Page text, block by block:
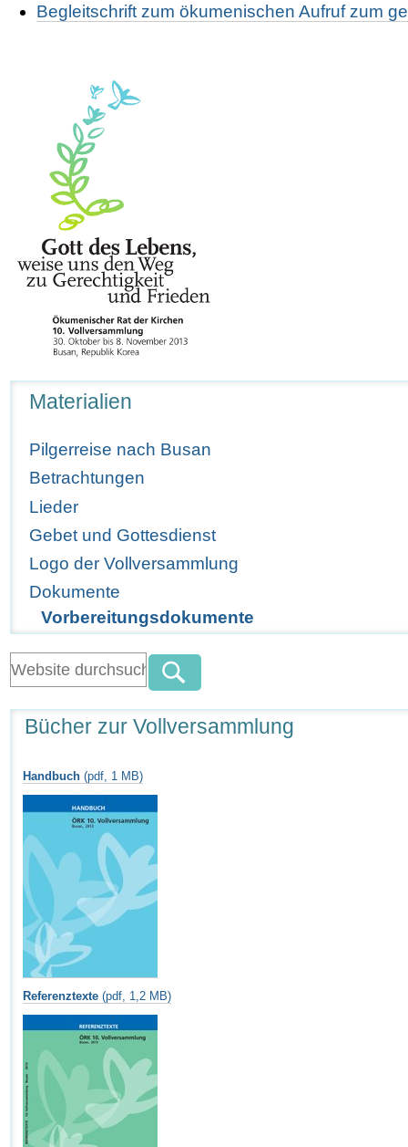
Begleitschrift zum ökumenischen Aufruf zum
Materialien
Pilgerreise nach Busan
Betrachtungen
Lieder
Gebet und Gottesdienst
Logo der Vollversammlung
Dokumente
Vorbereitungsdokumente
Bücher zur Vollversammlung
Handbuch(pdf, 1 MB)
Referenztexte(pdf, 1,2 MB)